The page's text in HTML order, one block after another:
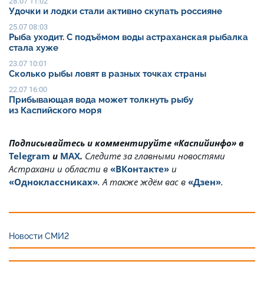
Удочки и лодки стали активно скупать россияне
25.07 08:03
Рыба уходит. С подъёмом воды астраханская рыбалка
стала хуже
23.07 10:01
Сколько рыбы ловят в разных точках страны
22.07 16:00
Прибывающая вода может толкнуть рыбу
из Каспийского моря
Подписывайтесь и комментируйте «Каспийинфо» в
Telegram и MAX. Cледите за главными новостями
Астрахани и области в «ВКонтакте» и
«Одноклассниках». А также ждём вас в «Дзен».
Новости СМИ2